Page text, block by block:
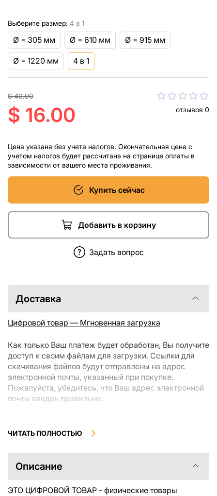
Выберите размер: 4 в 1
Ø = 305 мм Ø = 610 мм Ø = 915 мм
Ø = 1220 мм 4 в 1
$ 40.00
$ 16.00 отзывов 0
Цена указана без учета налогов. Окончательная цена с
учетом налогов будет рассчитана на странице оплаты в
зависимости от вашего места проживания.
Купить сейчас
Добавить в корзину
Задать вопрос
Доставка
Цифровой товар — Мгновенная загрузка
Как только Ваш платеж будет обработан, Вы получите
доступ к своим файлам для загрузки. Ссылки для
скачивания файлов будут отправлены на адрес
электронной почты, указанный при покупке.
Пожалуйста, убедитесь, что Ваш адрес электронной
почты введен правильно.
загрузки, не подлежат возврату или обмену после их
ознакомиться с описанием товара и задать все
интересующие Вас вопросы перед покупкой. Если у
свяжитесь с продавцом напрямую.
ЧИТАТЬ ПОЛНОСТЬЮ
Описание
ЭТО ЦИФРОВОЙ ТОВАР - физические товары